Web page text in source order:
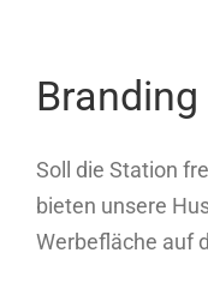
Soll die Station
bieten unsere
Werbefläche auf